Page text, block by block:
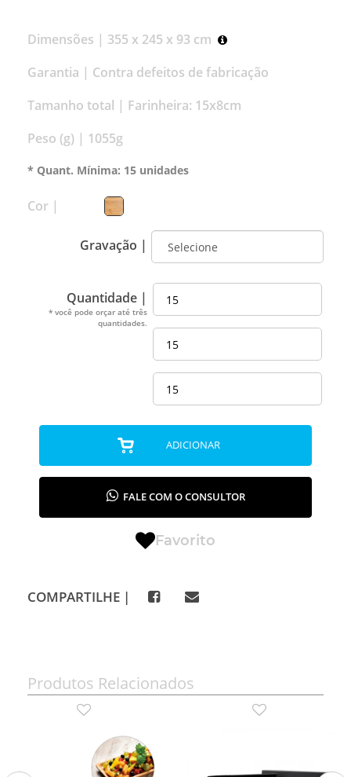
Dimensões | 355 x 245 x 93 cm
Garantia | Contra defeitos de fabricação
Tamanho total | Farinheira: 15x8cm
Peso (g) | 1055g
* Quant. Mínima: 15 unidades
Cor |
Gravação |
Quantidade |
* você pode orçar até três
quantidades.
ADICIONAR
FALE COM O CONSULTOR
Favorito
COMPARTILHE |
Produtos Relacionados